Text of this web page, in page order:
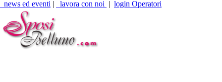
news ed eventi | lavora con noi | login Operatori